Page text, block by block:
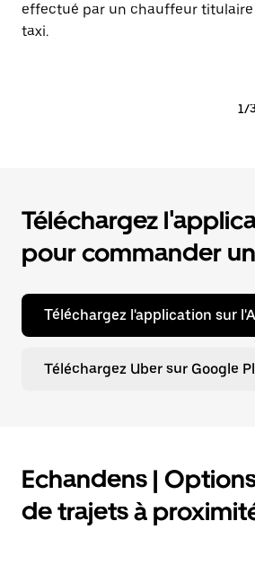
effectué par un chauffeur
taxi.
1/
Téléchargez
pour commander
Téléchargez l'application sur
Téléchargez Uber sur Google
Echandens |
de trajets à